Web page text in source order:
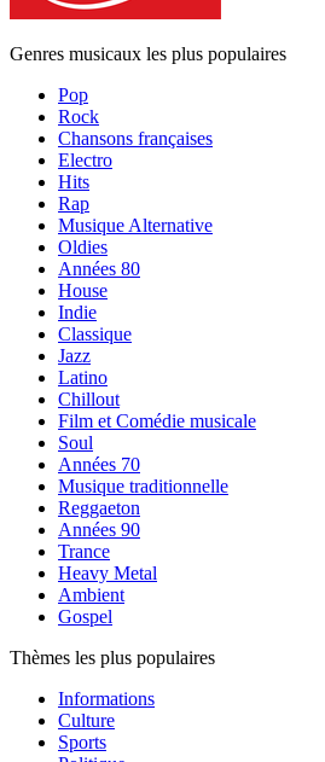
Genres musicaux les plus populaires
Pop
Rock
Chansons françaises
Electro
Hits
Rap
Musique Alternative
Oldies
Années 80
House
Indie
Classique
Jazz
Latino
Chillout
Film et Comédie musicale
Soul
Années 70
Musique traditionnelle
Reggaeton
Années 90
Trance
Heavy Metal
Ambient
Gospel
Thèmes les plus populaires
Informations
Culture
Sports